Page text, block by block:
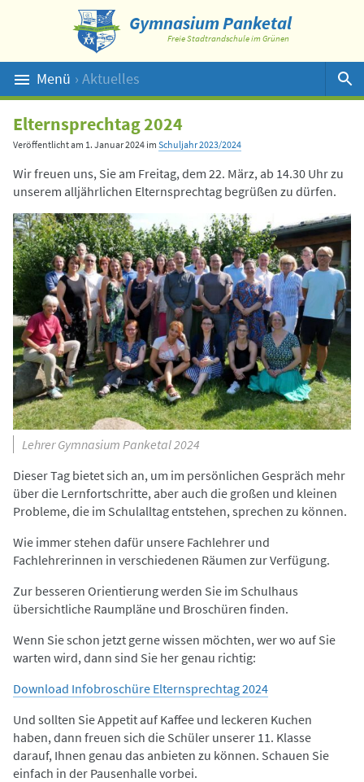
Gymnasium Panketal
Freie Stadtrandschule im Grünen
Menü › Aktuelles
Suche
Elternsprechtag 2024
Veröffentlicht am 1. Januar 2024 im Schuljahr 2023/2024
Wir freuen uns, Sie am Freitag, dem 22. März, ab 14.30 Uhr zu
unserem alljährlichen Elternsprechtag begrüßen zu dürfen.
Lehrer Gymnasium Panketal 2024
Dieser Tag bietet sich an, um im persönlichen Gespräch mehr
über die Lernfortschritte, aber auch die großen und kleinen
Probleme, die im Schulalltag entstehen, sprechen zu können.
Wie immer stehen dafür unsere Fachlehrer und
Fachlehrerinnen in verschiedenen Räumen zur Verfügung.
Zur besseren Orientierung werden Sie im Schulhaus
übersichtliche Raumpläne und Broschüren finden.
Wenn Sie schon jetzt gerne wissen möchten, wer wo auf Sie
warten wird, dann sind Sie her genau richtig:
Download Infobroschüre Elternsprechtag 2024
Und sollten Sie Appetit auf Kaffee und leckeren Kuchen
haben, dann freuen sich die Schüler unserer 11. Klasse
darauf, Ihnen genau das anbieten zu können. Schauen Sie
einfach in der Pausenhalle vorbei.